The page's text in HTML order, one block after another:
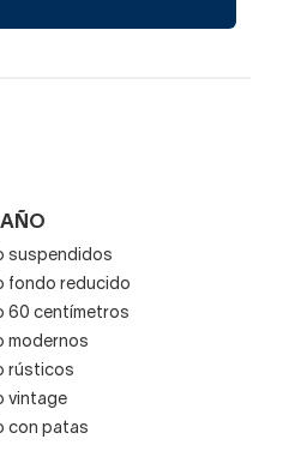
suspendidos
fondo reducido
60 centímetros
modernos
rústicos
vintage
con patas